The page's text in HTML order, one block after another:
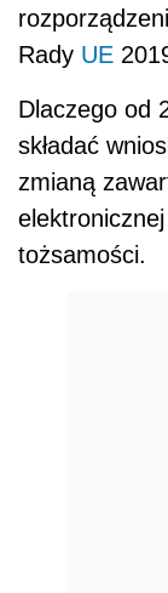
Rady UE
Dlaczego od
składać
zmianą
tożsamości.